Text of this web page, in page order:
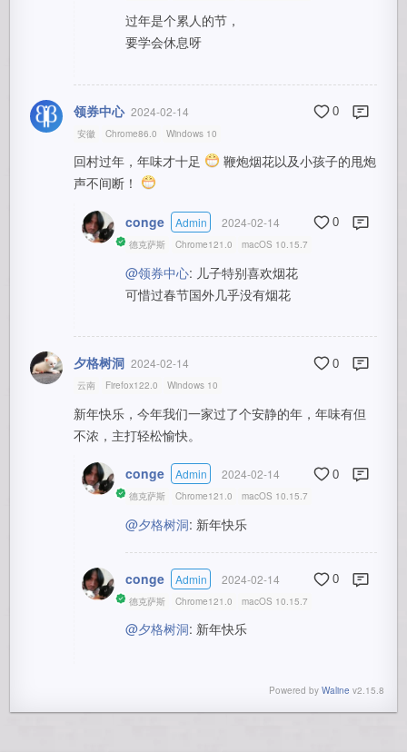
过年是个累人的节，
要学会休息呀
领券中心 2024-02-14 0
安徽 Chrome86.0 Windows 10
回村过年，年味才十足
鞭炮烟花以及小孩子的甩炮
声不间断！
conge Admin 2024-02-14 0
德克萨斯 Chrome121.0 macOS 10.15.7
@领券中心: 儿子特别喜欢烟花
可惜过春节国外几乎没有烟花
夕格树洞 2024-02-14 0
云南 Firefox122.0 Windows 10
新年快乐，今年我们一家过了个安静的年，年味有但
不浓，主打轻松愉快。
conge Admin 2024-02-14 0
德克萨斯 Chrome121.0 macOS 10.15.7
@夕格树洞: 新年快乐
conge Admin 2024-02-14 0
德克萨斯 Chrome121.0 macOS 10.15.7
@夕格树洞: 新年快乐
Powered by Waline v2.15.8